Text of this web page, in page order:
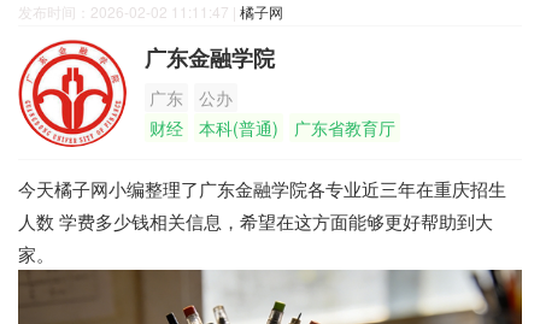
发布时间：2026-02-02 11:11:47 | 橘子网
广东金融学院
广东
公办
财经
本科(普通) 广东省教育厅
今天橘子网小编整理了广东金融学院各专业近三年在重庆招生
人数 学费多少钱相关信息，希望在这方面能够更好帮助到大
家。